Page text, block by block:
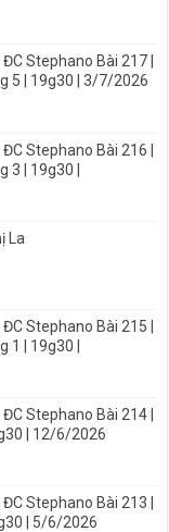
Stephano Bài 217 |
5 | 19g30 | 3/7/2026
Stephano Bài 216 |
3 | 19g30 |
La
Stephano Bài 215 |
1 | 19g30 |
Stephano Bài 214 |
| 12/6/2026
Stephano Bài 213 |
| 5/6/2026